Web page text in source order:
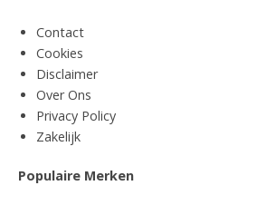
Contact
Cookies
Disclaimer
Over Ons
Privacy Policy
Zakelijk
Populaire Merken